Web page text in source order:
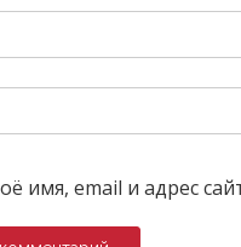
имя, email и адрес